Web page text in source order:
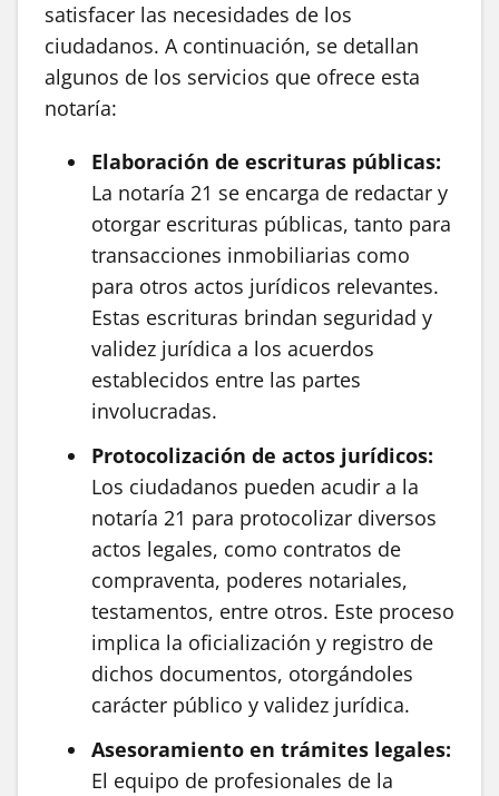
satisfacer las necesidades de los
ciudadanos. A continuación, se detallan
algunos de los servicios que ofrece esta
notaría:
Elaboración de escrituras públicas:
La notaría 21 se encarga de redactar y
otorgar escrituras públicas, tanto para
transacciones inmobiliarias como
para otros actos jurídicos relevantes.
Estas escrituras brindan seguridad y
validez jurídica a los acuerdos
establecidos entre las partes
involucradas.
Protocolización de actos jurídicos:
Los ciudadanos pueden acudir a la
notaría 21 para protocolizar diversos
actos legales, como contratos de
compraventa, poderes notariales,
testamentos, entre otros. Este proceso
implica la oficialización y registro de
dichos documentos, otorgándoles
carácter público y validez jurídica.
Asesoramiento en trámites legales:
El equipo de profesionales de la